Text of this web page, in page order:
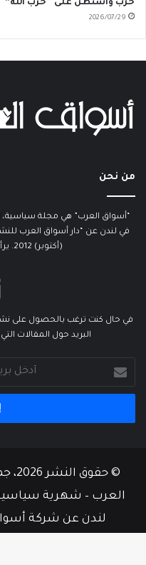
حرب واشنطن على “حزب الله”
2026/07/29
من نحن
“أسواق العرب” هي مجلة سياسية،
في لندن عن “دار أسواق العرب
(أكتوبر) 2012. يرأس تحريرها كابي طبراني.
في حال كنت ترغب بالحصول على
البريد حول المقالات
بريدك
الإلكتروني
©
العرب – شهرية
لندن عن شركة